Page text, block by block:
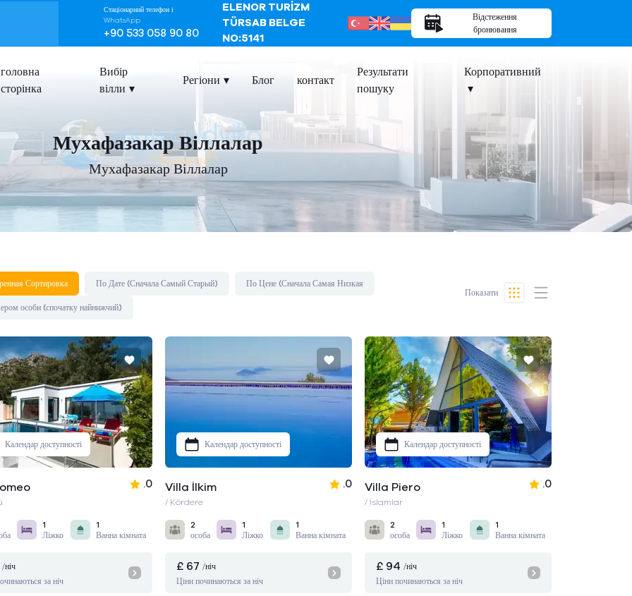
Стаціонарний телефон і
WhatsApp
+90 533 058 90 80
ELENOR TURİZM
TÜRSAB BELGE
NO:5141
Відстеження
бронювання
головна
сторінка
Вибір
вілли
Регіони Блог контакт
Результати
пошуку
Корпоративний
Мухафазакар Віллалар
Мухафазакар Віллалар
Сортировка По Дате (Сначала Самый Старый) По Цене (Сначала Самая Низкая
особи (спочатку найнижчий)
Показати
Календар доступності
.0
1
Ліжко
1
Ванна кімната
/ніч
за ніч
Календар доступності
Villa İlkim
/ Kördere
.0
2
особа
1
Ліжко
1
Ванна кімната
£ 67 /ніч
Ціни починаються за ніч
Календар доступності
Villa Piero
/ İslamlar
.0
2
особа
1
Ліжко
1
Ванна кімната
£ 94 /ніч
Ціни починаються за ніч